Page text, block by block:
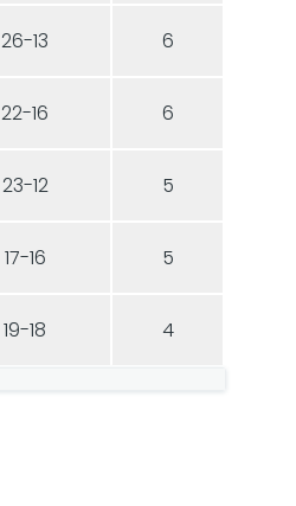
26-13 6
22-16 6
23-12 5
17-16 5
19-18 4